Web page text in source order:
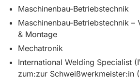
Maschinenbau-Betriebstechnik
Maschinenbau-Betriebstechnik –
& Montage
Mechatronik
International Welding Specialist
zum:zur Schweißwerkmeister:in